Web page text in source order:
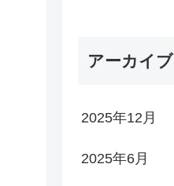
アーカイブ
2025年12月
2025年6月